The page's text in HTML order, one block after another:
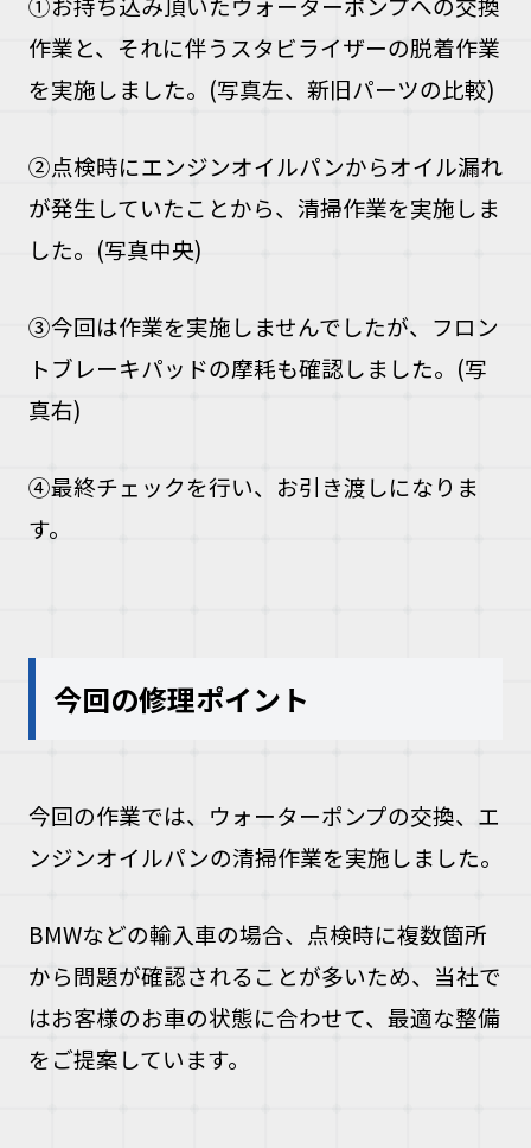
作業と、それに伴うスタビライザーの脱着作業
を実施しました。(写真左、新旧パーツの比較)
②点検時にエンジンオイルパンからオイル漏れ
が発生していたことから、清掃作業を実施しま
した。(写真中央)
③今回は作業を実施しませんでしたが、フロン
トブレーキパッドの摩耗も確認しました。(写
真右)
④最終チェックを行い、お引き渡しになりま
す。
今回の修理ポイント
今回の作業では、ウォーターポンプの交換、エ
ンジンオイルパンの清掃作業を実施しました。
BMWなどの輸入車の場合、点検時に複数箇所
から問題が確認されることが多いため、当社で
はお客様のお車の状態に合わせて、最適な整備
をご提案しています。